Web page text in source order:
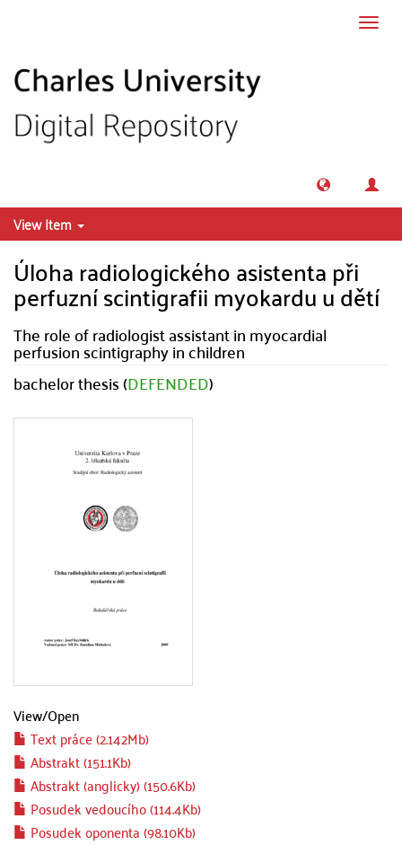
View Item
Úloha radiologického asistenta při
perfuzní scintigrafii myokardu u dětí
The role of radiologist assistant in myocardial
perfusion scintigraphy in children
bachelor thesis (DEFENDED)
View/Open
Text práce (2.142Mb)
Abstrakt (151.1Kb)
Abstrakt (anglicky) (150.6Kb)
Posudek vedoucího (114.4Kb)
Posudek oponenta (98.10Kb)